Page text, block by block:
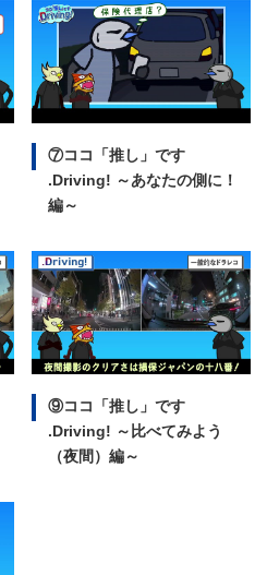
⑦ココ「推し」です
.Driving! ～あなたの側に！
編～
⑨ココ「推し」です
.Driving! ～比べてみよう
（夜間）編～